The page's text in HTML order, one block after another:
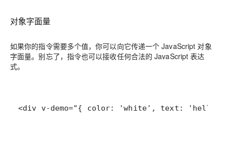
对象字面量
如果你的指令需要多个值，你可以向它传递一个 JavaScript 对象
字面量。别忘了，指令也可以接收任何合法的 JavaScript 表达
式。
<div v-demo="{ color: 'white', text: 'hello!'